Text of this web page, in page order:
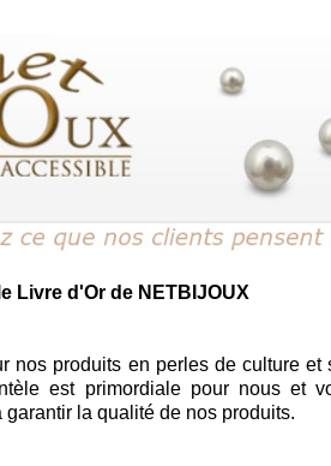
Livre d'Or de NETBIJOUX
nos produits en perles de culture et
est primordiale pour nous et
la qualité de nos produits.